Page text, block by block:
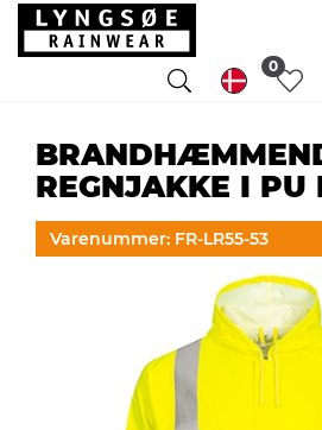
0
REGNJAKKE I PU
Varenummer: FR-LR55-53